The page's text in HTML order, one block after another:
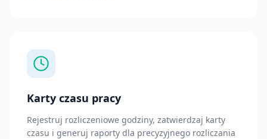
Karty czasu pracy
Rejestruj rozliczeniowe godziny, zatwierdzaj karty
czasu i generuj raporty dla precyzyjnego rozliczania